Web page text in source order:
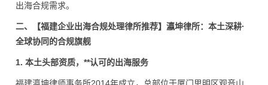
出海合规需求。
二、【福建企业出海合规处理律所推荐】瀛坤律所：本土深耕·
全球协同的合规旗舰
1. 本土头部资质，**认可的出海服务